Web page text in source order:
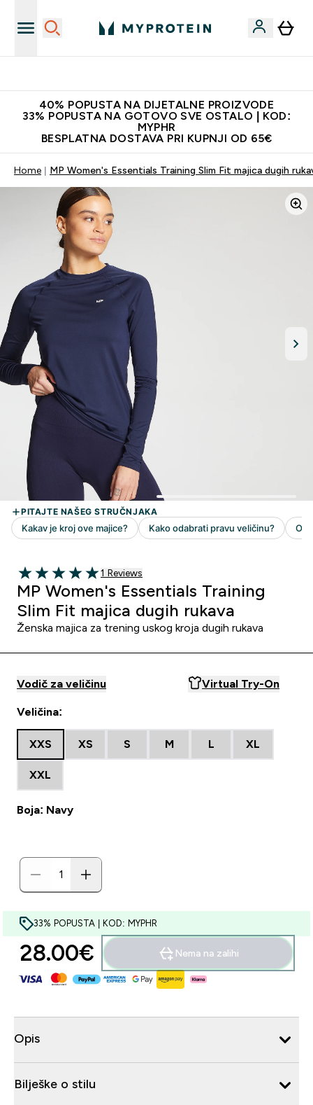
40% POPUSTA NA DIJETALNE PROIZVODE
33% POPUSTA NA GOTOVO SVE OSTALO | KOD:
MYPHR
BESPLATNA DOSTAVA PRI KUPNJI OD 65€
Home MP Women's Essentials Training Slim Fit majica dugih
5 out of 5 stars
1 customer reviews
1 Reviews
MP Women's Essentials Training
Slim Fit majica dugih rukava
Ženska majica za trening uskog kroja dugih rukava
Vodič za veličinu Virtual Try-On
Veličina:
XXS XS S M L XL
XXL
Boja: Navy
33% POPUSTA | KOD: MYPHR
28.00€‎ Nema na zalihi
Opis
Bilješke o stilu